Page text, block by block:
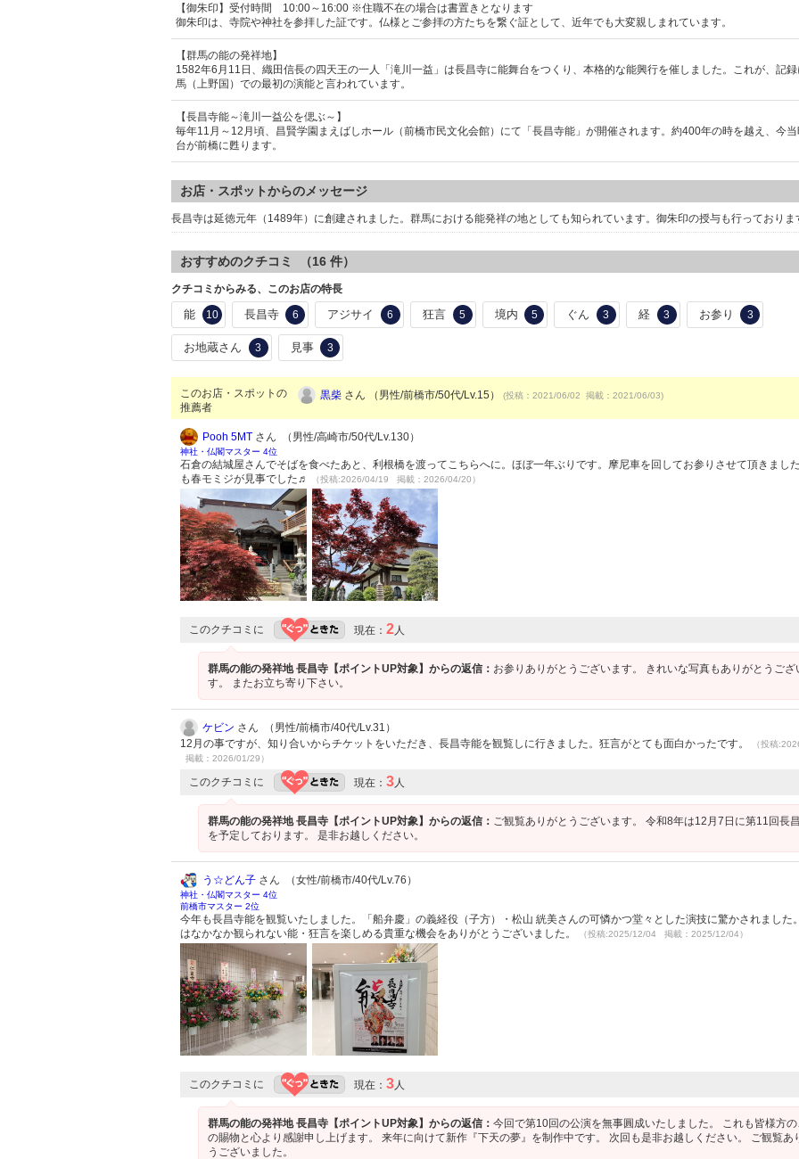
【御朱印】受付時間 10:00～16:00 ※住職不在の場合は書置きとなります
御朱印は、寺院や神社を参拝した証です。仏様とご参拝の方たちを繋ぐ証として、近年でも大変親しまれています。
【群馬の能の発祥地】
1582年6月11日、織田信長の四天王の一人「滝川一益」は長昌寺に能舞台をつくり、本格的な能興行を催しました。これが、記
馬（上野国）での最初の演能と言われています。
【長昌寺能～滝川一益公を偲ぶ～】
毎年11月～12月頃、昌賢学園まえばしホール（前橋市民文化会館）にて「長昌寺能」が開催されます。約400年の時を越え、今
台が前橋に甦ります。
お店・スポットからのメッセージ
長昌寺は延徳元年（1489年）に創建されました。群馬における能発祥の地としても知られています。御朱印の授与も行っておりま
おすすめのクチコミ （16 件）
クチコミからみる、このお店の特長
能 10 長昌寺 6 アジサイ 6 狂言 5 境内 5 ぐん 3 経 3 お参り 3
お地蔵さん 3 見事 3
このお店・スポットの
推薦者
黒柴 さん （男性/前橋市/50代/Lv.15） (投稿：2021/06/02 掲載：2021/06/03)
Pooh 5MT さん （男性/高崎市/50代/Lv.130）
神社・仏閣マスター 4位
石倉の結城屋さんでそばを食べたあと、利根橋を渡ってこちらへに。ほぼ一年ぶりです。摩尼車を回してお参りさせて頂きまし
も春モミジが見事でした♬
（投稿:2026/04/19 掲載：2026/04/20）
このクチコミに 現在： 2人
群馬の能の発祥地 長昌寺【ポイントUP対象】からの返信： お参りありがとうございます。 きれいな写真もありがとうござ
す。 またお立ち寄り下さい。
ケビン さん （男性/前橋市/40代/Lv.31）
12月の事ですが、知り合いからチケットをいただき、長昌寺能を観覧しに行きました。狂言がとても面白かったです。
（投稿
掲載：2026/01/29）
このクチコミに 現在： 3人
群馬の能の発祥地 長昌寺【ポイントUP対象】からの返信： ご観覧ありがとうございます。 令和8年は12月7日に第11回長
を予定しております。 是非お越しください。
う☆どん子 さん （女性/前橋市/40代/Lv.76）
神社・仏閣マスター 4位
前橋市マスター 2位
今年も長昌寺能を観覧いたしました。「船弁慶」の義経役（子方）・松山 絖美さんの可憐かつ堂々とした演技に驚かされました
はなかなか観られない能・狂言を楽しめる貴重な機会をありがとうございました。
（投稿:2025/12/04 掲載：2025/12/04）
このクチコミに 現在： 3人
群馬の能の発祥地 長昌寺【ポイントUP対象】からの返信： 今回で第10回の公演を無事圓成いたしました。 これも皆様方
の賜物と心より感謝申し上げます。 来年に向けて新作『下天の夢』を制作中です。 次回も是非お越しください。 ご観覧あ
うございました。